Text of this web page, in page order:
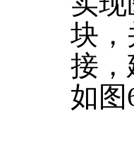
块，
接
如图